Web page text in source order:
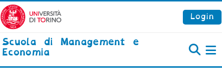
Vai al contenuto principale
Login
Scuola di Management e
Economia